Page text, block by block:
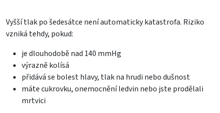
Vyšší tlak po šedesátce není automaticky katastrofa. Riziko
vzniká tehdy, pokud:
je dlouhodobě nad 140 mmHg
výrazně kolísá
přidává se bolest hlavy, tlak na hrudi nebo dušnost
máte cukrovku, onemocnění ledvin nebo jste prodělali
mrtvici